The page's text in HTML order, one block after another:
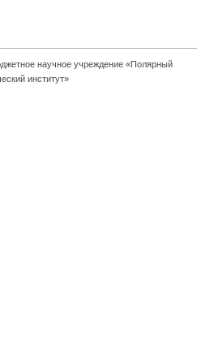
научное учреждение «Полярный
институт»